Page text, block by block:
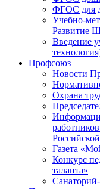
ФГОС для
Учебно-
Развитие
Введение
Профсоюз
Новости
Охрана
Газета
Конкурс
таланта»